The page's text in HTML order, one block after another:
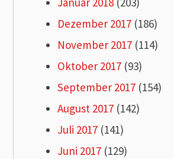
Dezember 2017 (186)
November 2017 (114)
Oktober 2017 (93)
September 2017 (154)
August 2017 (142)
Juli 2017 (141)
Juni 2017 (129)